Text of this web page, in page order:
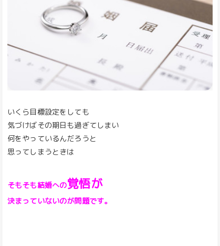
いくら目標設定をしても
気づけばその期日も過ぎてしまい
何をやっているんだろうと
思ってしまうときは
そもそも結婚への覚悟が
決まっていないのが問題です。